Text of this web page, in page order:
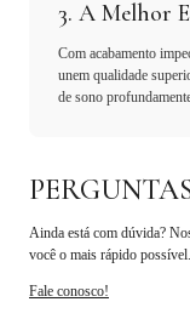
3. A Melhor
Com acabamento
unem qualidade
de sono
Ainda está com dúvida?
você o mais rápido
Fale conosco!